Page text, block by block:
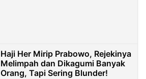
Haji Her Mirip Prabowo, Rejekinya
Melimpah dan Dikagumi Banyak
Orang, Tapi Sering Blunder!